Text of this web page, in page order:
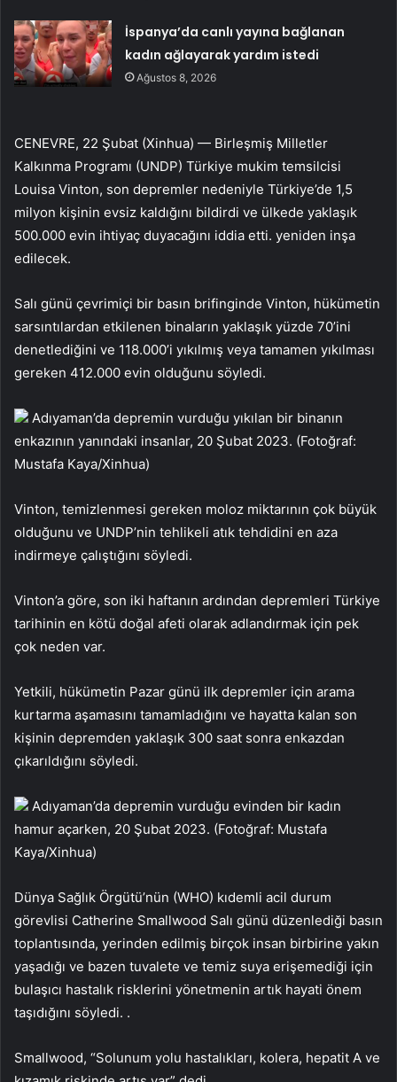
İspanya’da canlı yayına bağlanan
kadın ağlayarak yardım istedi
Ağustos 8, 2026
CENEVRE, 22 Şubat (Xinhua) — Birleşmiş Milletler
Kalkınma Programı (UNDP) Türkiye mukim temsilcisi
Louisa Vinton, son depremler nedeniyle Türkiye’de 1,5
milyon kişinin evsiz kaldığını bildirdi ve ülkede yaklaşık
500.000 evin ihtiyaç duyacağını iddia etti. yeniden inşa
edilecek.
Salı günü çevrimiçi bir basın brifinginde Vinton, hükümetin
sarsıntılardan etkilenen binaların yaklaşık yüzde 70’ini
denetlediğini ve 118.000’i yıkılmış veya tamamen yıkılması
gereken 412.000 evin olduğunu söyledi.
Adıyaman’da depremin vurduğu yıkılan bir binanın
enkazının yanındaki insanlar, 20 Şubat 2023. (Fotoğraf:
Mustafa Kaya/Xinhua)
Vinton, temizlenmesi gereken moloz miktarının çok büyük
olduğunu ve UNDP’nin tehlikeli atık tehdidini en aza
indirmeye çalıştığını söyledi.
Vinton’a göre, son iki haftanın ardından depremleri Türkiye
tarihinin en kötü doğal afeti olarak adlandırmak için pek
çok neden var.
Yetkili, hükümetin Pazar günü ilk depremler için arama
kurtarma aşamasını tamamladığını ve hayatta kalan son
kişinin depremden yaklaşık 300 saat sonra enkazdan
çıkarıldığını söyledi.
Adıyaman’da depremin vurduğu evinden bir kadın
hamur açarken, 20 Şubat 2023. (Fotoğraf: Mustafa
Kaya/Xinhua)
Dünya Sağlık Örgütü’nün (WHO) kıdemli acil durum
görevlisi Catherine Smallwood Salı günü düzenlediği basın
toplantısında, yerinden edilmiş birçok insan birbirine yakın
yaşadığı ve bazen tuvalete ve temiz suya erişemediği için
bulaşıcı hastalık risklerini yönetmenin artık hayati önem
taşıdığını söyledi. .
Smallwood, “Solunum yolu hastalıkları, kolera, hepatit A ve